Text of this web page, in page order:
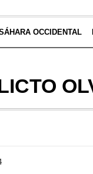
OCCIDENTAL